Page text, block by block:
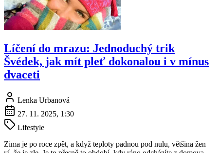
Líčení do mrazu: Jednoduchý trik
Švédek, jak mít pleť dokonalou i v mínus
dvaceti
Lenka Urbanová
27. 11. 2025, 1:30
Lifestyle
Zima je po roce zpět, a když teploty padnou pod nulu, většina žen